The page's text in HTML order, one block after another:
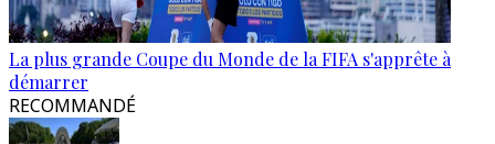
La plus grande Coupe du Monde de la FIFA s'apprête à
démarrer
RECOMMANDÉ